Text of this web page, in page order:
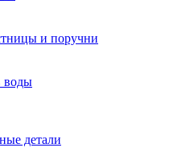
и поручни
воды
детали